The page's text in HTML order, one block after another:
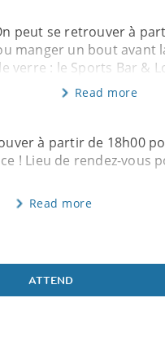
peut se retrouver à
manger un bout avant
verre : le Sports Bar &
Read more
à partir de 18h00
! Lieu de rendez-vous
Read more
ATTEND